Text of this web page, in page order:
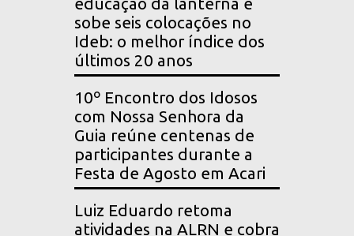
educação da lanterna e
sobe seis colocações no
Ideb: o melhor índice dos
últimos 20 anos
10º Encontro dos Idosos
com Nossa Senhora da
Guia reúne centenas de
participantes durante a
Festa de Agosto em Acari
Luiz Eduardo retoma
atividades na ALRN e cobra